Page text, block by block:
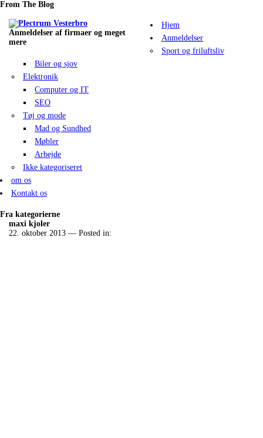
From The Blog
Anmeldelser af firmaer og meget
mere
Hjem
Anmeldelser
Sport og friluftsliv
Biler og sjov
Elektronik
Computer og IT
SEO
Tøj og mode
Mad og Sundhed
Møbler
Arbejde
Ikke kategoriseret
om os
Kontakt os
Fra kategorierne
maxi kjoler
22. oktober 2013 — Posted in: